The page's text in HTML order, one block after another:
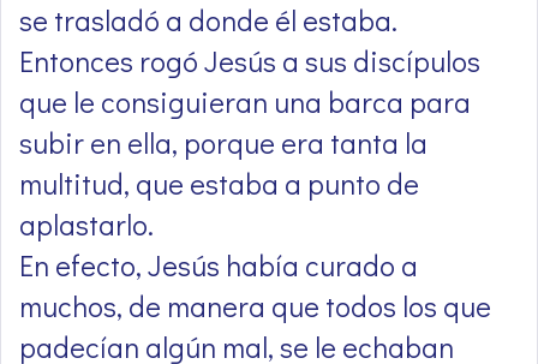
se trasladó a donde él estaba.
Entonces rogó Jesús a sus discípulos
que le consiguieran una barca para
subir en ella, porque era tanta la
multitud, que estaba a punto de
aplastarlo.
En efecto, Jesús había curado a
muchos, de manera que todos los que
padecían algún mal, se le echaban